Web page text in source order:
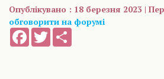
Опублікувано : 18 березня 2023 |
обговорити на форумі
FacebookTwitter